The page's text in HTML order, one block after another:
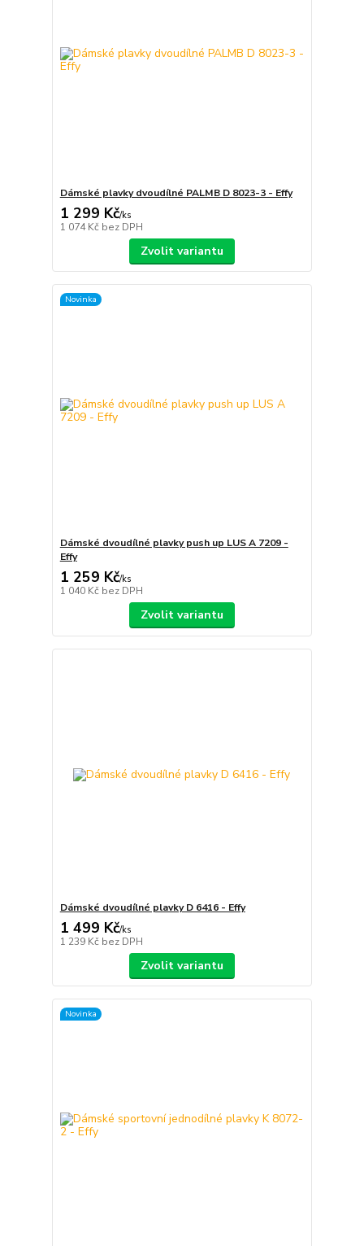
Dámské plavky dvoudílné PALMB D 8023-3 - Effy
1 299 Kč/ks
1 074 Kč bez DPH
Zvolit variantu
Novinka
Dámské dvoudílné plavky push up LUS A 7209 -
Effy
1 259 Kč/ks
1 040 Kč bez DPH
Zvolit variantu
Dámské dvoudílné plavky D 6416 - Effy
1 499 Kč/ks
1 239 Kč bez DPH
Zvolit variantu
Novinka